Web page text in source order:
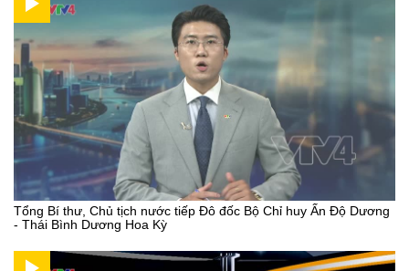
Tổng Bí thư, Chủ tịch nước tiếp Đô đốc Bộ Chỉ huy Ấn Độ Dương
- Thái Bình Dương Hoa Kỳ